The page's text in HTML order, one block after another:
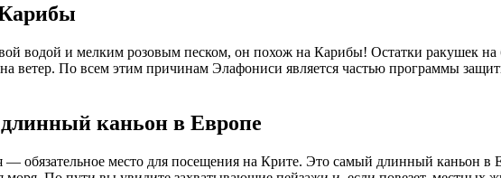
водой и мелким розовым песком, он похож на Карибы! Остатки ракушек на
ветер. По всем этим причинам Элафониси является частью программы
каньон в Европе
обязательное место для посещения на Крите. Это самый длинный каньон в